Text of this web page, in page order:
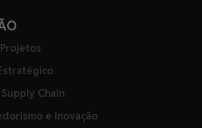
Chain
e Inovação